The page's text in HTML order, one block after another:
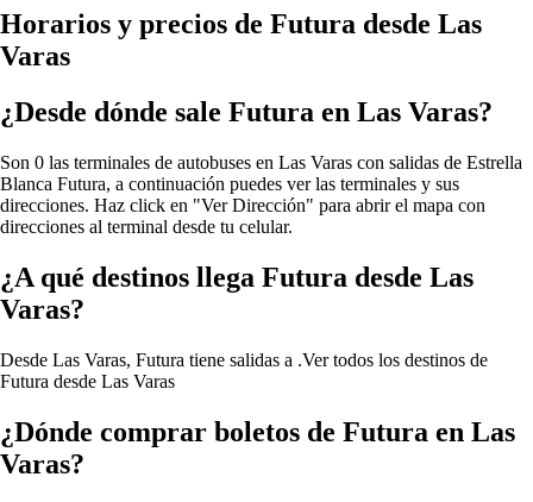
Horarios y precios de Futura desde Las
Varas
¿Desde dónde sale Futura en Las Varas?
Son 0 las terminales de autobuses en Las Varas con salidas de Estrella
Blanca Futura, a continuación puedes ver las terminales y sus
direcciones. Haz click en "Ver Dirección" para abrir el mapa con
direcciones al terminal desde tu celular.
¿A qué destinos llega Futura desde Las
Varas?
Desde Las Varas, Futura tiene salidas a .Ver todos los destinos de
Futura desde Las Varas
¿Dónde comprar boletos de Futura en Las
Varas?